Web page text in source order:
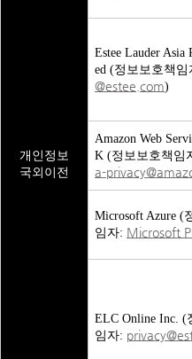
개인정보
국외이전
Estee Lauder
ed (정보보호책임
@estee.com)
Amazon Web
K (정보보호책임
a-
Microsoft Azure (
임자: Microsoft
ELC Online Inc. (
임자: